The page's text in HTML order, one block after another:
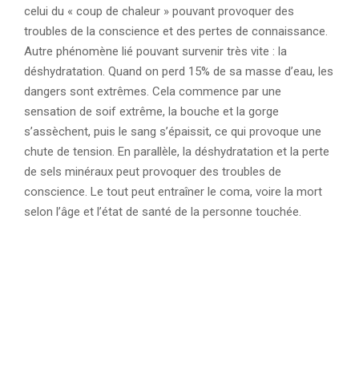
celui du « coup de chaleur » pouvant provoquer des
troubles de la conscience et des pertes de connaissance.
Autre phénomène lié pouvant survenir très vite : la
déshydratation. Quand on perd 15% de sa masse d’eau, les
dangers sont extrêmes. Cela commence par une
sensation de soif extrême, la bouche et la gorge
s’assèchent, puis le sang s’épaissit, ce qui provoque une
chute de tension. En parallèle, la déshydratation et la perte
de sels minéraux peut provoquer des troubles de
conscience. Le tout peut entraîner le coma, voire la mort
selon l’âge et l’état de santé de la personne touchée.